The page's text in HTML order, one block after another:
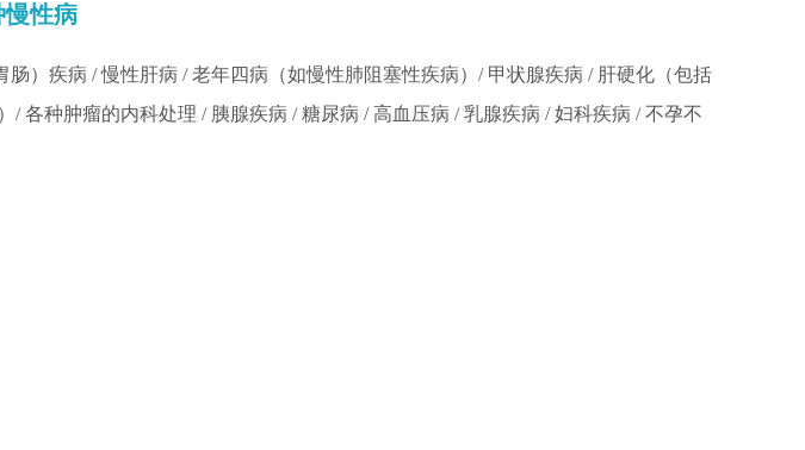
慢性病
肠）疾病 / 慢性肝病 / 老年四病（如慢性肺阻塞性疾病）/ 甲状腺疾病 / 肝硬化（包括
/ 各种肿瘤的内科处理 / 胰腺疾病 / 糖尿病 / 高血压病 / 乳腺疾病 / 妇科疾病 / 不孕不